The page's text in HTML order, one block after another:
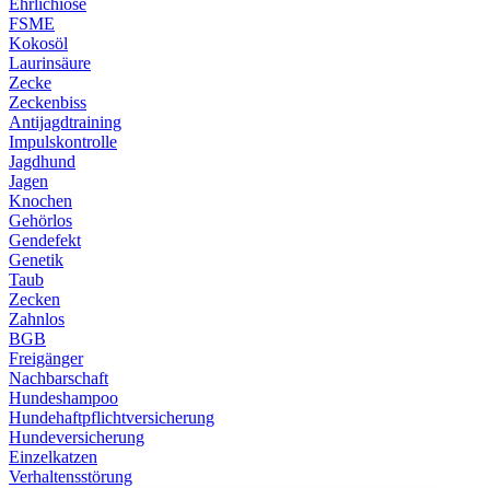
Ehrlichiose
FSME
Kokosöl
Laurinsäure
Zecke
Zeckenbiss
Antijagdtraining
Impulskontrolle
Jagdhund
Jagen
Knochen
Gehörlos
Gendefekt
Genetik
Taub
Zecken
Zahnlos
BGB
Freigänger
Nachbarschaft
Hundeshampoo
Hundehaftpflichtversicherung
Hundeversicherung
Einzelkatzen
Verhaltensstörung